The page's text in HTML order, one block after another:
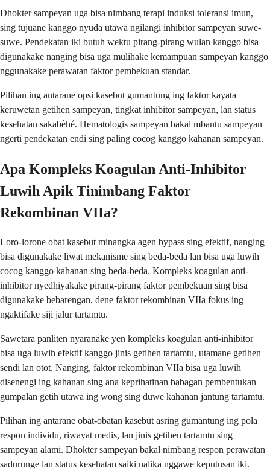
Dhokter sampeyan uga bisa nimbang terapi induksi toleransi imun,
sing tujuane kanggo nyuda utawa ngilangi inhibitor sampeyan suwe-
suwe. Pendekatan iki butuh wektu pirang-pirang wulan kanggo bisa
digunakake nanging bisa uga mulihake kemampuan sampeyan kanggo
nggunakake perawatan faktor pembekuan standar.
Pilihan ing antarane opsi kasebut gumantung ing faktor kayata
keruwetan getihen sampeyan, tingkat inhibitor sampeyan, lan status
kesehatan sakabèhé. Hematologis sampeyan bakal mbantu sampeyan
ngerti pendekatan endi sing paling cocog kanggo kahanan sampeyan.
Apa Kompleks Koagulan Anti-Inhibitor
Luwih Apik Tinimbang Faktor
Rekombinan VIIa?
Loro-lorone obat kasebut minangka agen bypass sing efektif, nanging
bisa digunakake liwat mekanisme sing beda-beda lan bisa uga luwih
cocog kanggo kahanan sing beda-beda. Kompleks koagulan anti-
inhibitor nyedhiyakake pirang-pirang faktor pembekuan sing bisa
digunakake bebarengan, dene faktor rekombinan VIIa fokus ing
ngaktifake siji jalur tartamtu.
Sawetara panliten nyaranake yen kompleks koagulan anti-inhibitor
bisa uga luwih efektif kanggo jinis getihen tartamtu, utamane getihen
sendi lan otot. Nanging, faktor rekombinan VIIa bisa uga luwih
disenengi ing kahanan sing ana keprihatinan babagan pembentukan
gumpalan getih utawa ing wong sing duwe kahanan jantung tartamtu.
Pilihan ing antarane obat-obatan kasebut asring gumantung ing pola
respon individu, riwayat medis, lan jinis getihen tartamtu sing
sampeyan alami. Dhokter sampeyan bakal nimbang respon perawatan
sadurunge lan status kesehatan saiki nalika nggawe keputusan iki.